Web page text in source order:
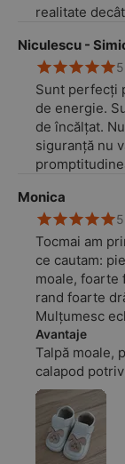
realitate
Niculescu -
5
Sunt perfecți
de energie.
de încălțat.
siguranță nu
Monica
5
Tocmai am
ce cautam:
moale, foarte
rand foarte
Mulțumesc
consiliat si m-
potriviti.
Avantaje
Talpă moale,
calapod